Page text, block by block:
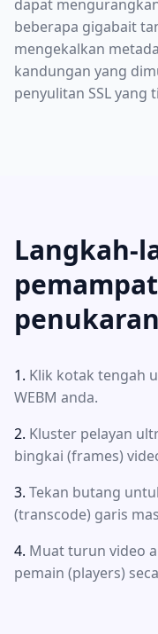
dapat
beberapa gigabait
mengekalkan
kandungan yang
penyulitan SSL yang
Langkah-
Klik kotak tengah
WEBM anda.
Kluster pelayan
bingkai (frames)
Tekan butang
(transcode) garis
Muat turun video
pemain (players)